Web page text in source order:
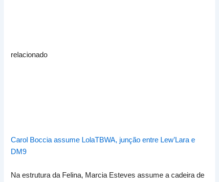
relacionado
Carol Boccia assume LolaTBWA, junção entre Lew’Lara e
DM9
Na estrutura da Felina, Marcia Esteves assume a cadeira de